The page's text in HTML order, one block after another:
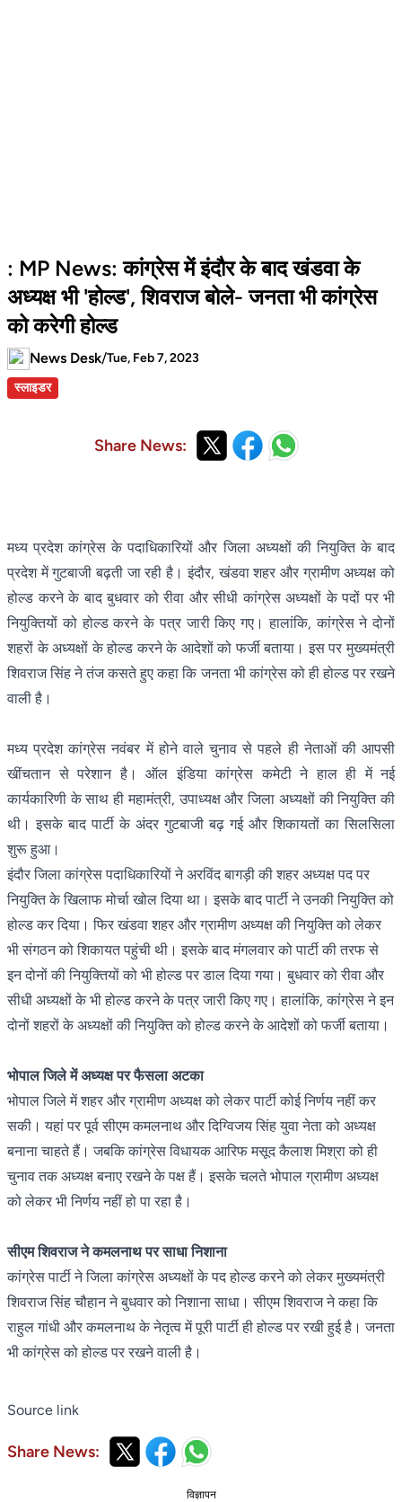
: MP News: कांग्रेस में इंदौर के बाद खंडवा के
अध्यक्ष भी 'होल्ड', शिवराज बोले- जनता भी कांग्रेस
को करेगी होल्ड
News Desk/Tue, Feb 7, 2023
स्लाइडर
Share News:
मध्य प्रदेश कांग्रेस के पदाधिकारियों और जिला अध्यक्षों की नियुक्ति के बाद
प्रदेश में गुटबाजी बढ़ती जा रही है। इंदौर, खंडवा शहर और ग्रामीण अध्यक्ष को
होल्ड करने के बाद बुधवार को रीवा और सीधी कांग्रेस अध्यक्षों के पदों पर भी
नियुक्तियों को होल्ड करने के पत्र जारी किए गए। हालांकि, कांग्रेस ने दोनों
शहरों के अध्यक्षों के होल्ड करने के आदेशों को फर्जी बताया। इस पर मुख्यमंत्री
शिवराज सिंह ने तंज कसते हुए कहा कि जनता भी कांग्रेस को ही होल्ड पर रखने
वाली है।
मध्य प्रदेश कांग्रेस नवंबर में होने वाले चुनाव से पहले ही नेताओं की आपसी
खींचतान से परेशान है। ऑल इंडिया कांग्रेस कमेटी ने हाल ही में नई
कार्यकारिणी के साथ ही महामंत्री, उपाध्यक्ष और जिला अध्यक्षों की नियुक्ति की
थी। इसके बाद पार्टी के अंदर गुटबाजी बढ़ गई और शिकायतों का सिलसिला
शुरू हुआ।
इंदौर जिला कांग्रेस पदाधिकारियों ने अरविंद बागड़ी की शहर अध्यक्ष पद पर
नियुक्ति के खिलाफ मोर्चा खोल दिया था। इसके बाद पार्टी ने उनकी नियुक्ति को
होल्ड कर दिया। फिर खंडवा शहर और ग्रामीण अध्यक्ष की नियुक्ति को लेकर
भी संगठन को शिकायत पहुंची थी। इसके बाद मंगलवार को पार्टी की तरफ से
इन दोनों की नियुक्तियों को भी होल्ड पर डाल दिया गया। बुधवार को रीवा और
सीधी अध्यक्षों के भी होल्ड करने के पत्र जारी किए गए। हालांकि, कांग्रेस ने इन
दोनों शहरों के अध्यक्षों की नियुक्ति को होल्ड करने के आदेशों को फर्जी बताया।
भोपाल जिले में अध्यक्ष पर फैसला अटका
भोपाल जिले में शहर और ग्रामीण अध्यक्ष को लेकर पार्टी कोई निर्णय नहीं कर
सकी। यहां पर पूर्व सीएम कमलनाथ और दिग्विजय सिंह युवा नेता को अध्यक्ष
बनाना चाहते हैं। जबकि कांग्रेस विधायक आरिफ मसूद कैलाश मिश्रा को ही
चुनाव तक अध्यक्ष बनाए रखने के पक्ष हैं। इसके चलते भोपाल ग्रामीण अध्यक्ष
को लेकर भी निर्णय नहीं हो पा रहा है।
सीएम शिवराज ने कमलनाथ पर साधा निशाना
कांग्रेस पार्टी ने जिला कांग्रेस अध्यक्षों के पद होल्ड करने को लेकर मुख्यमंत्री
शिवराज सिंह चौहान ने बुधवार को निशाना साधा। सीएम शिवराज ने कहा कि
राहुल गांधी और कमलनाथ के नेतृत्व में पूरी पार्टी ही होल्ड पर रखी हुई है। जनता
भी कांग्रेस को होल्ड पर रखने वाली है।
Source link
Share News:
विज्ञापन